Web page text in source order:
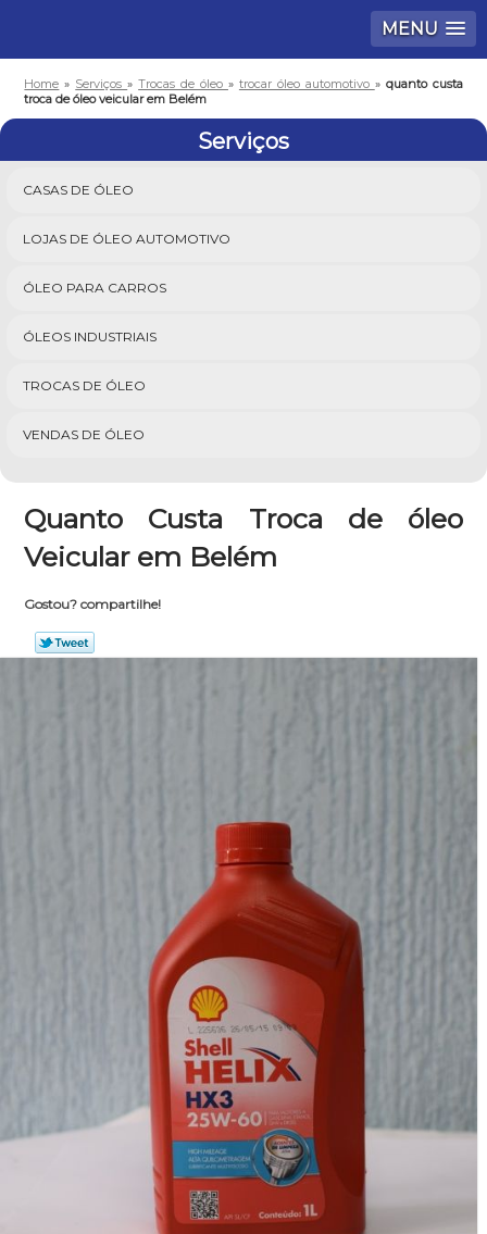
MENU
Home » Serviços»Trocas de óleo » trocar óleo automotivo » quanto custa
troca de óleo veicular em Belém
Serviços
CASAS DE ÓLEO
LOJAS DE ÓLEO AUTOMOTIVO
ÓLEO PARA CARROS
ÓLEOS INDUSTRIAIS
TROCAS DE ÓLEO
VENDAS DE ÓLEO
Quanto Custa Troca de óleo
Veicular em Belém
Gostou? compartilhe!